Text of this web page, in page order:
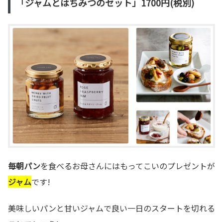
毎朝パンを食べるお母さんにはもってこいのプレゼントが
ジャムです!
美味しいパンと甘いジャムで良い一日のスタートを切れる